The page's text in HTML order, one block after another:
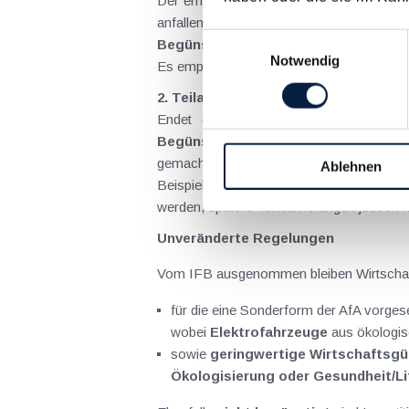
Einwilligungsauswahl
Notwendig
Ablehnen
anfallen. Für Investitionen, deren
Begünstigungszeitraum aktivierten
Es empfiehlt sich daher,
2. Teilaktivierungen bei
Endet die Herstellung eines
Begünstigungszeitraum aktiviert
gemacht wird.
Beispiel: Wird eine Maschine zwischen
werden, spätere Teilaktivierungen jedoch
Unveränderte Regelungen
Vom IFB ausgenommen bleiben
für die eine Sonderform der AfA
wobei Elektrofahrzeuge aus
sowie geringwertige
Ökologisierung oder Gesundheit/